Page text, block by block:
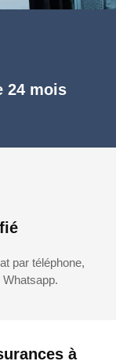
à
24 mois
par téléphone,